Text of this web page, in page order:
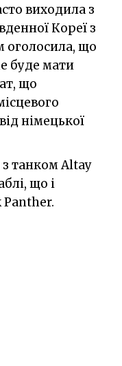
виходила з
Кореї з
оголосила, що
буде мати
що
німецької
танком Altay
що і
Panther.